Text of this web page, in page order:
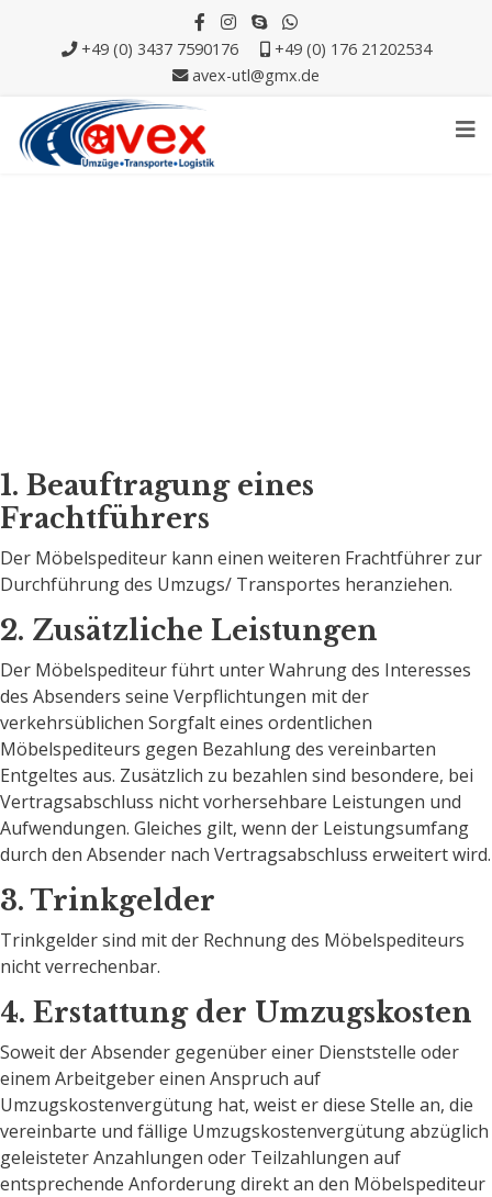
+49 (0) 3437 7590176
+49 (0) 176 21202534
avex-utl@gmx.de
1. Beauftragung eines
Frachtführers
Der Möbelspediteur kann einen weiteren Frachtführer zur
Durchführung des Umzugs/ Transportes heranziehen.
2. Zusätzliche Leistungen
Der Möbelspediteur führt unter Wahrung des Interesses
des Absenders seine Verpflichtungen mit der
verkehrsüblichen Sorgfalt eines ordentlichen
Möbelspediteurs gegen Bezahlung des vereinbarten
Entgeltes aus. Zusätzlich zu bezahlen sind besondere, bei
Vertragsabschluss nicht vorhersehbare Leistungen und
Aufwendungen. Gleiches gilt, wenn der Leistungsumfang
durch den Absender nach Vertragsabschluss erweitert wird.
3. Trinkgelder
Trinkgelder sind mit der Rechnung des Möbelspediteurs
nicht verrechenbar.
4. Erstattung der Umzugskosten
Soweit der Absender gegenüber einer Dienststelle oder
einem Arbeitgeber einen Anspruch auf
Umzugskostenvergütung hat, weist er diese Stelle an, die
vereinbarte und fällige Umzugskostenvergütung abzüglich
geleisteter Anzahlungen oder Teilzahlungen auf
entsprechende Anforderung direkt an den Möbelspediteur